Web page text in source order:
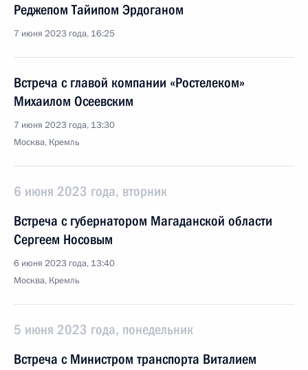
Реджепом Тайипом Эрдоганом
7 июня 2023 года, 16:25
Встреча с главой компании «Ростелеком»
Михаилом Осеевским
7 июня 2023 года, 13:30
Москва, Кремль
6 июня 2023 года, вторник
Встреча с губернатором Магаданской области
Сергеем Носовым
6 июня 2023 года, 13:40
Москва, Кремль
5 июня 2023 года, понедельник
Встреча с Министром транспорта Виталием